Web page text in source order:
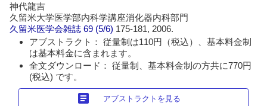
神代龍吉
久留米大学医学部内科学講座消化器内科部門
久留米医学会雑誌 69 (5/6) 175-181, 2006.
アブストラクト： 従量制は110円（税込）、基本料金制
は基本料金に含まれます。
全文ダウンロード： 従量制、基本料金制の方共に770円
(税込) です。
article アブストラクトを見る